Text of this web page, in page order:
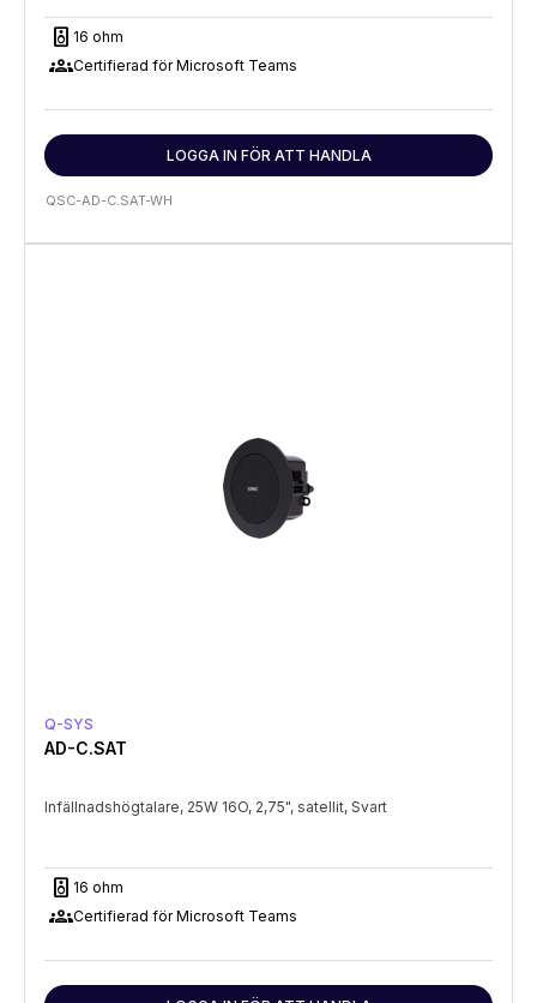
speaker 16 ohm
groupsCertifierad för Microsoft Teams
LOGGA IN FÖR ATT HANDLA
QSC-AD-C.SAT-WH
Q-SYS
AD-C.SAT
Infällnadshögtalare, 25W 16O, 2,75", satellit, Svart
speaker 16 ohm
groupsCertifierad för Microsoft Teams